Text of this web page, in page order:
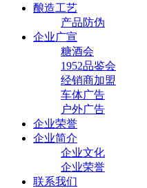
酿造工艺
产品防伪
企业广宣
糖酒会
1952品鉴会
经销商加盟
车体广告
户外广告
企业荣誉
企业简介
企业文化
企业荣誉
联系我们